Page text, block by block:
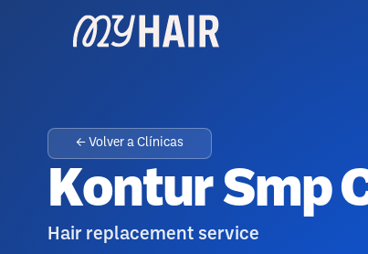
← Volver a Clínicas
Kontur Smp
Hair replacement service